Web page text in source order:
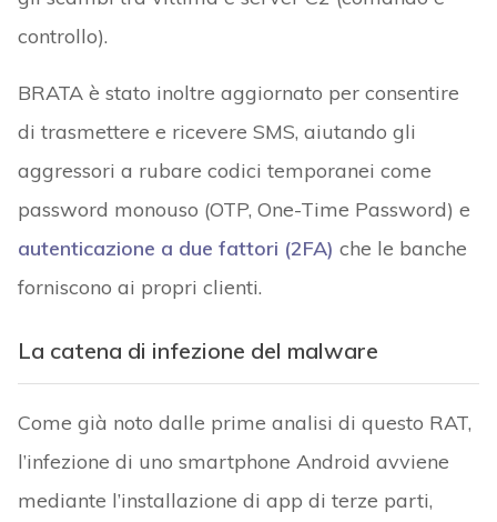
controllo).
BRATA è stato inoltre aggiornato per consentire
di trasmettere e ricevere SMS, aiutando gli
aggressori a rubare codici temporanei come
password monouso (OTP, One-Time Password) e
autenticazione a due fattori (2FA) che le banche
forniscono ai propri clienti.
La catena di infezione del malware
Come già noto dalle prime analisi di questo RAT,
l’infezione di uno smartphone Android avviene
mediante l’installazione di app di terze parti,